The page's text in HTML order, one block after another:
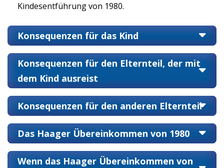
Kindesentführung von 1980.
Konsequenzen für das Kind
Konsequenzen für den Elternteil, der mit
dem Kind ausreist
Konsequenzen für den anderen Elternteil
Das Haager Übereinkommen von 1980
Wenn das Haager Übereinkommen von